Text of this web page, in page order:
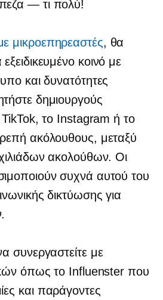
— τιπολύ!
μικροεπηρεαστές, θα
κοινό με
και δυνατότητες
δημιουργούς
TikTok, το Instagram ή το
ακόλουθους, μεταξύ
ακολούθων. Οι
συχνά αυτού του
δικτύωσης για
συνεργαστείτε με
όπως το Influenster που
και παράγοντες